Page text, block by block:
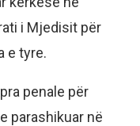
i Mjedisit për
e tyre.
penale për
parashikuar në